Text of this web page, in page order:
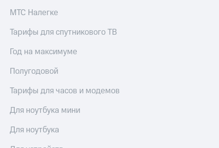
МТС Налегке
Тарифы для спутникового ТВ
Год на максимуме
Полугодовой
Тарифы для часов и модемов
Для ноутбука мини
Для ноутбука